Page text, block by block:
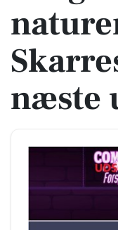
næste